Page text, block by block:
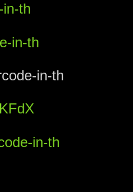
th
in-th
in-th
in-th